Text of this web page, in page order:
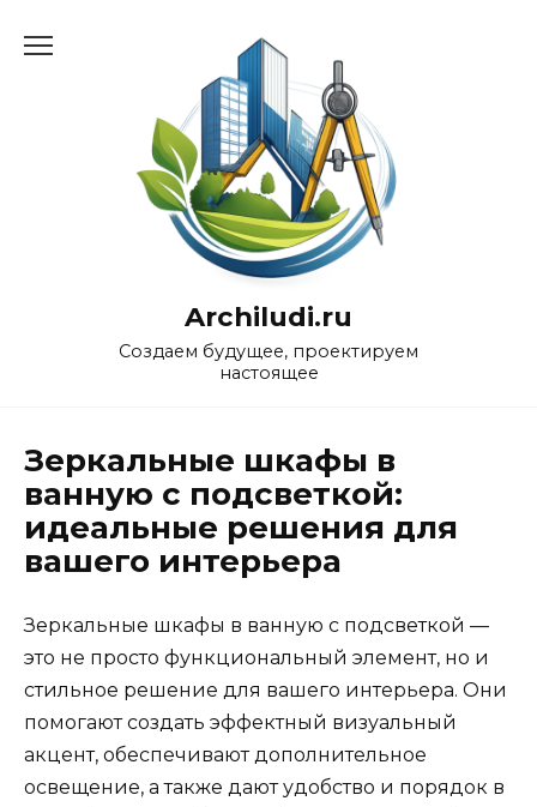
Archiludi.ru
Создаем будущее, проектируем
настоящее
Зеркальные шкафы в
ванную с подсветкой:
идеальные решения для
вашего интерьера
Зеркальные шкафы в ванную с подсветкой —
это не просто функциональный элемент, но и
стильное решение для вашего интерьера. Они
помогают создать эффектный визуальный
акцент, обеспечивают дополнительное
освещение, а также дают удобство и порядок в